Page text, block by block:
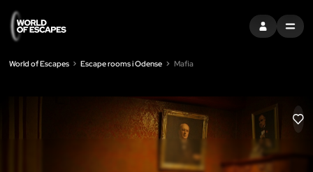
LOG INDMENU
World of Escapes Escape rooms i Odense Mafia
LIKE